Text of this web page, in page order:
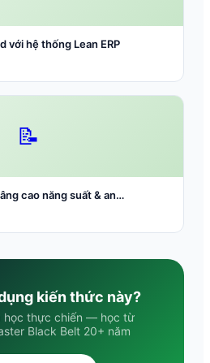
với hệ thống Lean ERP
📝
cao năng suất & an…
kiến thức này?
học thực chiến — học từ
Black Belt 20+ năm